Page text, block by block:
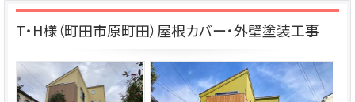
T・H様（町田市原町田）屋根カバー・外壁塗装工事